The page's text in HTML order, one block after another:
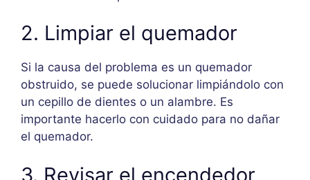
2. Limpiar el quemador
Si la causa del problema es un quemador
obstruido, se puede solucionar limpiándolo con
un cepillo de dientes o un alambre. Es
importante hacerlo con cuidado para no dañar
el quemador.
3. Revisar el encendedor